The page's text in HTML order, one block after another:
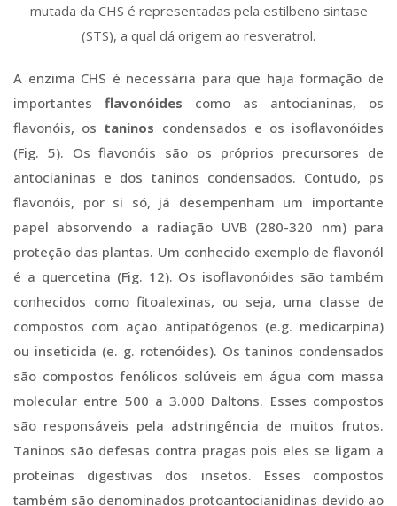
mutada da CHS é representadas pela estilbeno sintase
(STS), a qual dá origem ao resveratrol.
A enzima CHS é necessária para que haja formação de
importantes flavonóides como as antocianinas, os
flavonóis, os taninos condensados e os isoflavonóides
(Fig. 5). Os flavonóis são os próprios precursores de
antocianinas e dos taninos condensados. Contudo, ps
flavonóis, por si só, já desempenham um importante
papel absorvendo a radiação UVB (280-320 nm) para
proteção das plantas. Um conhecido exemplo de flavonól
é a quercetina (Fig. 12). Os isoflavonóides são também
conhecidos como fitoalexinas, ou seja, uma classe de
compostos com ação antipatógenos (e.g. medicarpina)
ou inseticida (e. g. rotenóides). Os taninos condensados
são compostos fenólicos solúveis em água com massa
molecular entre 500 a 3.000 Daltons. Esses compostos
são responsáveis pela adstringência de muitos frutos.
Taninos são defesas contra pragas pois eles se ligam a
proteínas digestivas dos insetos. Esses compostos
também são denominados protoantocianidinas devido ao